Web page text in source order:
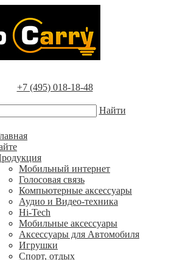
+7 (495) 018-18-48
Найти
Мобильный интернет
Голосовая связь
Компьютерные аксессуары
Аудио и Видео-техника
Hi-Tech
Мобильные аксессуары
Аксессуары для Автомобиля
Игрушки
Спорт, отдых